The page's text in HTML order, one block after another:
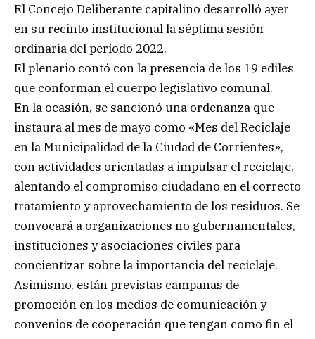
El Concejo Deliberante capitalino desarrolló ayer
en su recinto institucional la séptima sesión
ordinaria del período 2022.
El plenario contó con la presencia de los 19 ediles
que conforman el cuerpo legislativo comunal.
En la ocasión, se sancionó una ordenanza que
instaura al mes de mayo como «Mes del Reciclaje
en la Municipalidad de la Ciudad de Corrientes»,
con actividades orientadas a impulsar el reciclaje,
alentando el compromiso ciudadano en el correcto
tratamiento y aprovechamiento de los residuos. Se
convocará a organizaciones no gubernamentales,
instituciones y asociaciones civiles para
concientizar sobre la importancia del reciclaje.
Asimismo, están previstas campañas de
promoción en los medios de comunicación y
convenios de cooperación que tengan como fin el